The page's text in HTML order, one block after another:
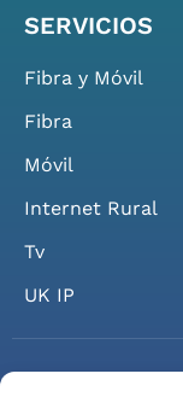
SERVICIOS
Fibra y Móvil
Fibra
Móvil
Internet Rural
Tv
UK IP